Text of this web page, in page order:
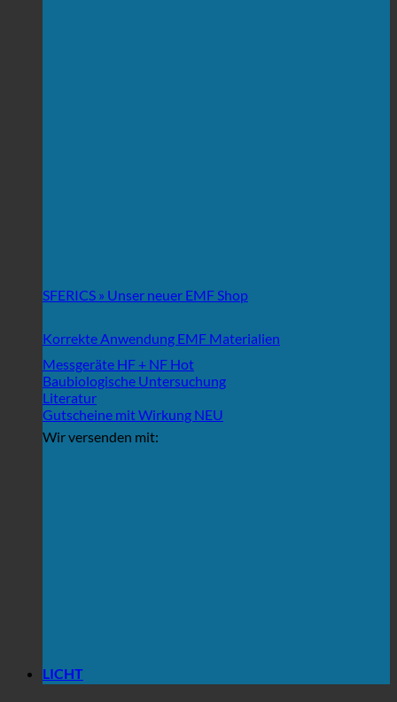
SFERICS » Unser neuer EMF Shop
Korrekte Anwendung EMF Materialien
Messgeräte HF + NF
Baubiologische Untersuchung
Literatur
Gutscheine mit Wirkung
Wir versenden mit:
LICHT